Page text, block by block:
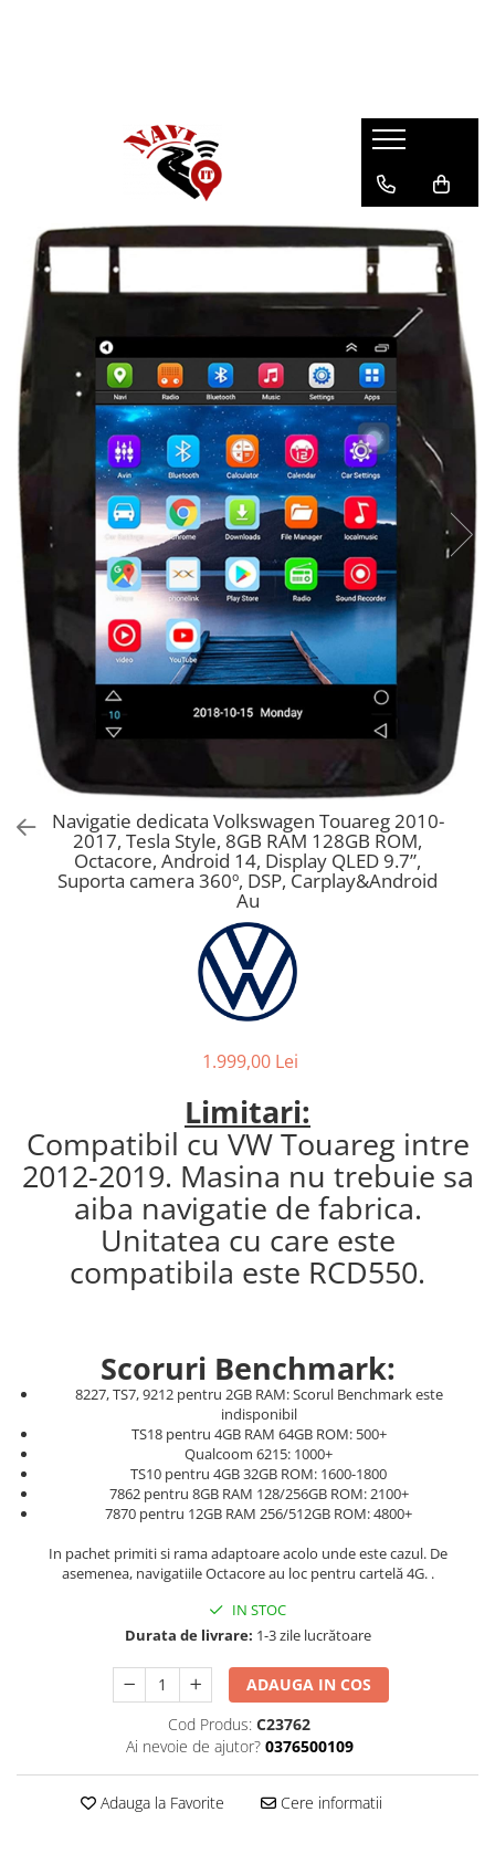
Navigatie dedicata Volkswagen Touareg 2010-
2017, Tesla Style, 8GB RAM 128GB ROM,
Octacore, Android 14, Display QLED 9.7”,
Suporta camera 360º, DSP, Carplay&Android
Au
1.999,00 Lei
Limitari:
Compatibil cu VW Touareg intre
2012-2019. Masina nu trebuie sa
aiba navigatie de fabrica.
Unitatea cu care este
compatibila este RCD550.
Scoruri Benchmark:
8227, TS7, 9212 pentru 2GB RAM: Scorul Benchmark este
indisponibil
TS18 pentru 4GB RAM 64GB ROM: 500+
Qualcoom 6215: 1000+
TS10 pentru 4GB 32GB ROM: 1600-1800
7862 pentru 8GB RAM 128/256GB ROM: 2100+
7870 pentru 12GB RAM 256/512GB ROM: 4800+
In pachet primiti si rama adaptoare acolo unde este cazul. De
asemenea, navigatiile Octacore au loc pentru cartelă 4G. .
IN STOC
Durata de livrare: 1-3 zile lucrătoare
ADAUGA IN COS
Cod Produs: C23762
Ai nevoie de ajutor? 0376500109
Adauga la Favorite Cere informatii